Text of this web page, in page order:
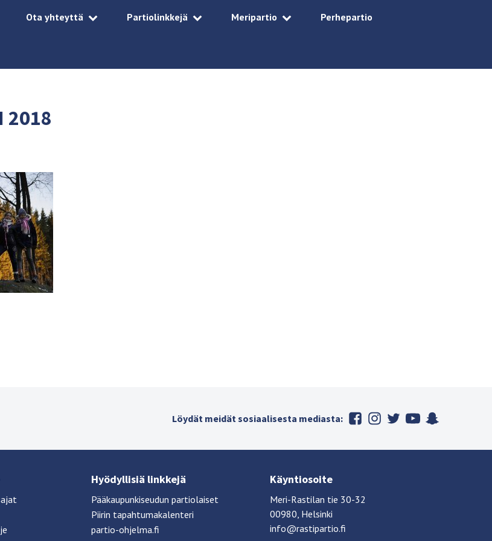
Ota yhteyttä Partiolinkkejä Meripartio Perhepartio
2018
Löydät meidät sosiaalisesta mediasta:
Hyödyllisiä linkkejä
Pääkaupunkiseudun partiolaiset
Piirin tapahtumakalenteri
partio-ohjelma.fi
Käyntiosoite
Meri-Rastilan tie 30-32
00980, Helsinki
info@rastipartio.fi